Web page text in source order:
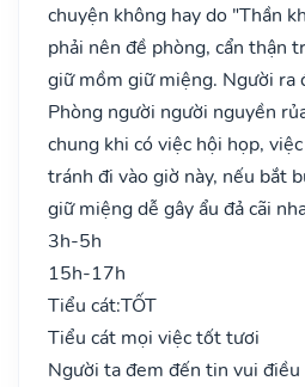
chuyện không hay do "Thần
phải nên đề phòng, cẩn thận
giữ mồm giữ miệng. Người ra
Phòng người người nguyền
chung khi có việc hội họp,
tránh đi vào giờ này, nếu bắt
giữ miệng dễ gây ẩu đả cãi
3h-5h
15h-17h
Tiểu cát:TỐT
Tiểu cát mọi việc tốt tươi
Người ta đem đến tin vui điều